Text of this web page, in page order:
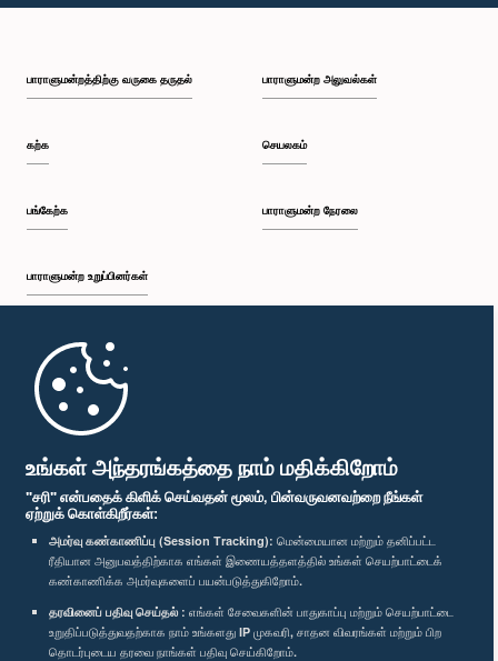
உங்கள் அந்தரங்கத்தை நாம் மதிக்கிறோம்
"சரி" என்பதைக் கிளிக் செய்வதன் மூலம், பின்வருவனவற்றை நீங்கள்
ஏற்றுக் கொள்கிறீர்கள்:
அமர்வு கண்காணிப்பு (Session Tracking): மென்மையான மற்றும் தனிப்பட்ட
ரீதியான அனுபவத்திற்காக எங்கள் இணையத்தளத்தில் உங்கள் செயற்பாட்டைக்
கண்காணிக்க அமர்வுகளைப் பயன்படுத்துகிறோம்.
தரவினைப் பதிவு செய்தல் : எங்கள் சேவைகளின் பாதுகாப்பு மற்றும் செயற்பாட்டை
உறுதிப்படுத்துவதற்காக நாம் உங்களது IP முகவரி, சாதன விவரங்கள் மற்றும் பிற
தொடர்புடைய தரவை நாங்கள் பதிவு செய்கிறோம்.
பாராளுமன்றத்திற்கு வருகை தருதல்
கற்க
பங்கேற்க
பாராளுமன்ற உறுப்பினர்கள்
முதற்பக்கம்
பாராளுமன்ற அலுவல்கள்
செயலகம்
பாராளுமன்ற நேரலை
பாராளுமன்ற கையடக்க செயலி
எம்மை பின்தொடர்க :
விருதுகள்